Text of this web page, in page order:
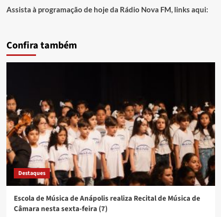
Assista à programação de hoje da Rádio Nova FM, links aqui:
Confira também
Destaques
Escola de Música de Anápolis realiza Recital de Música de
Câmara nesta sexta-feira (7)